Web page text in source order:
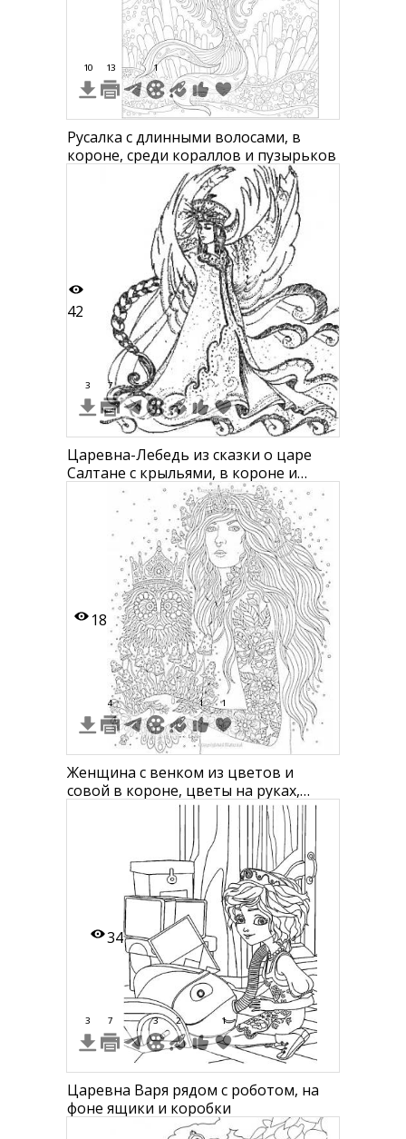
10 13 1
Русалка с длинными волосами, в
короне, среди кораллов и пузырьков
42
3 7
Царевна-Лебедь из сказки о царе
Салтане с крыльями, в короне и
платье с длинной косой
18
4 1 1
Женщина с венком из цветов и
совой в короне, цветы на руках,
34
3 7 3 2 1
Царевна Варя рядом с роботом, на
фоне ящики и коробки